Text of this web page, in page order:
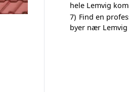
hele Lemvig
7) Find en
byer nær Lemvig